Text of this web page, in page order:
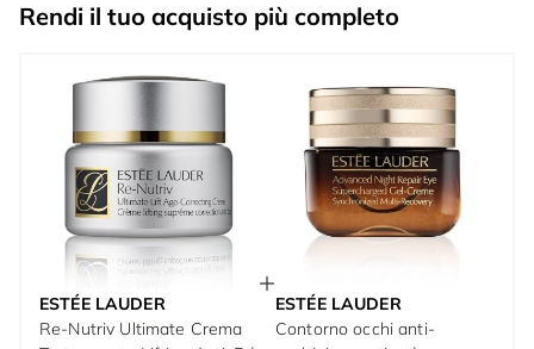
Rendi il tuo acquisto più completo
ESTÉE LAUDER
Re-Nutriv Ultimate Crema
ESTÉE LAUDER
Contorno occhi anti-